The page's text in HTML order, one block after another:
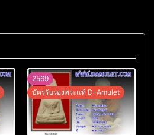
2569
บัตรรับรองพระแท้ D-Amulet